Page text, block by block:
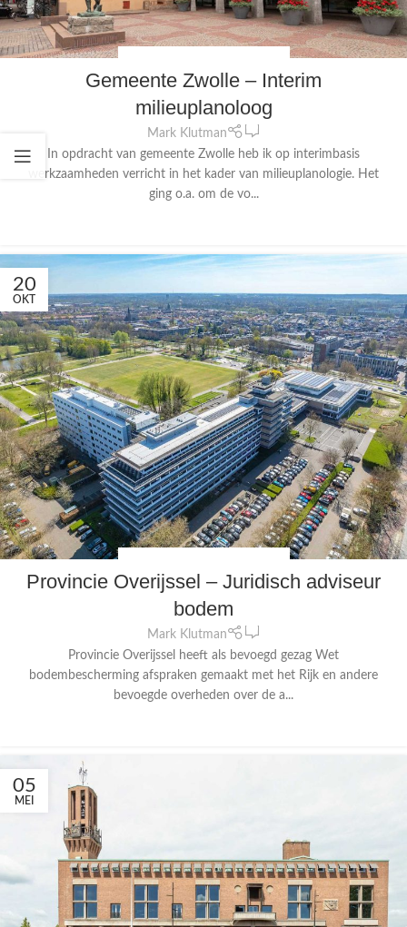
FYSIEKE LEEFOMGEVING
Gemeente Zwolle – Interim
milieuplanoloog
Mark Klutman
In opdracht van gemeente Zwolle heb ik op interimbasis
werkzaamheden verricht in het kader van milieuplanologie. Het
ging o.a. om de vo...
20
OKT
FYSIEKE LEEFOMGEVING
Provincie Overijssel – Juridisch adviseur
bodem
Mark Klutman
Provincie Overijssel heeft als bevoegd gezag Wet
bodembescherming afspraken gemaakt met het Rijk en andere
bevoegde overheden over de a...
05
MEI